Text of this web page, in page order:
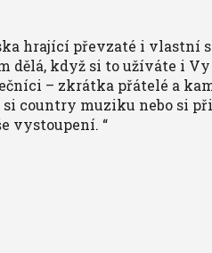
hrající převzaté i vlastní
dělá, když si to užíváte i Vy
– zkrátka přátelé a
country muziku nebo si
vystoupení. “